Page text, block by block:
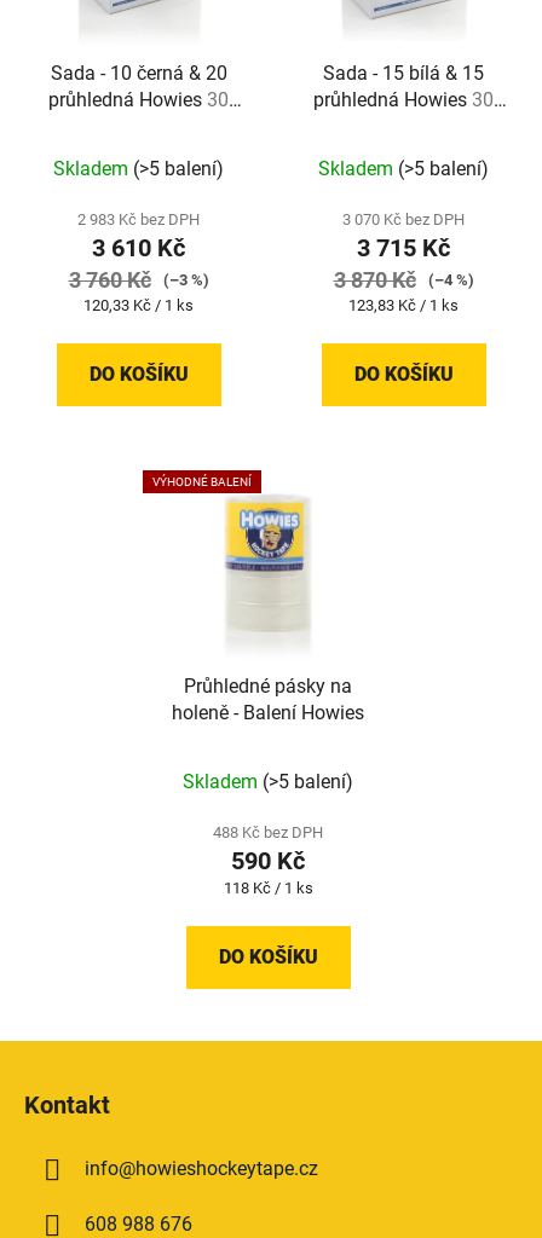
Sada - 10 černá & 20
průhledná Howies 30
Skladem (>5 balení)
2 983 Kč bez DPH
3 610 Kč
3 760 Kč
(–3 %)
Měrná
120,33 Kč / 1 ks
DO KOŠÍKU
Sada - 15 bílá & 15
průhledná Howies 30
Skladem (>5 balení)
3 070 Kč bez DPH
3 715 Kč
3 870 Kč
(–4 %)
Měrná
123,83 Kč / 1 ks
DO KOŠÍKU
VÝHODNÉ BALENÍ
Průhledné pásky na
holeně - Balení Howies
Skladem (>5 balení)
488 Kč bez DPH
590 Kč
Měrná
118 Kč / 1 ks
DO KOŠÍKU
Kontakt
info@howieshockeytape.cz
608 988 676